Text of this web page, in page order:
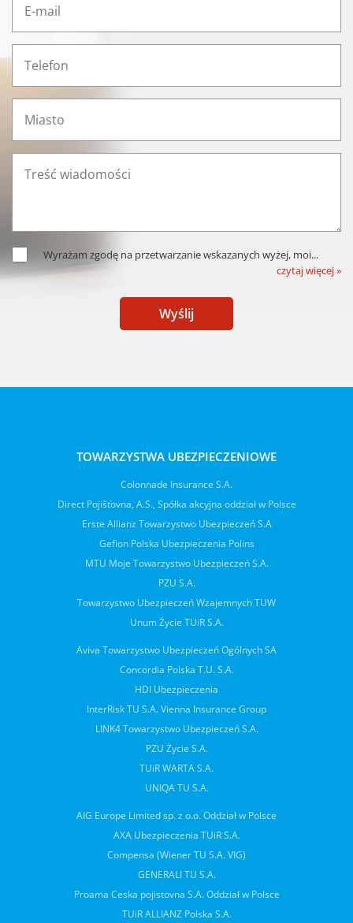
Wyrażam zgodę na przetwarzanie wskazanych wyżej, moi...
czytaj więcej »
Wyślij
TOWARZYSTWA UBEZPIECZENIOWE
Colonnade Insurance S.A.
Direct Pojišťovna, A.S., Spółka akcyjna oddział w Polsce
Erste Allianz Towarzystwo Ubezpieczeń S.A
Gefion Polska Ubezpieczenia Polins
MTU Moje Towarzystwo Ubezpieczeń S.A.
PZU S.A.
Towarzystwo Ubezpieczeń Wzajemnych TUW
Unum Życie TUiR S.A.
Aviva Towarzystwo Ubezpieczeń Ogólnych SA
Concordia Polska T.U. S.A.
HDI Ubezpieczenia
InterRisk TU S.A. Vienna Insurance Group
LINK4 Towarzystwo Ubezpieczeń S.A.
PZU Życie S.A.
TUiR WARTA S.A.
UNIQA TU S.A.
AIG Europe Limited sp. z o.o. Oddział w Polsce
AXA Ubezpieczenia TUiR S.A.
Compensa (Wiener TU S.A. VIG)
GENERALI TU S.A.
Proama Ceska pojistovna S.A. Oddział w Polsce
TUiR ALLIANZ Polska S.A.